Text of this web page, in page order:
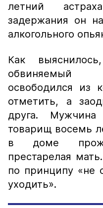
летний
задержания он
алкогольного
Как
обвиняемый
освободился из
отметить, а
друга.
товарищ восемь
в доме
престарелая
по принципу «не
уходить».